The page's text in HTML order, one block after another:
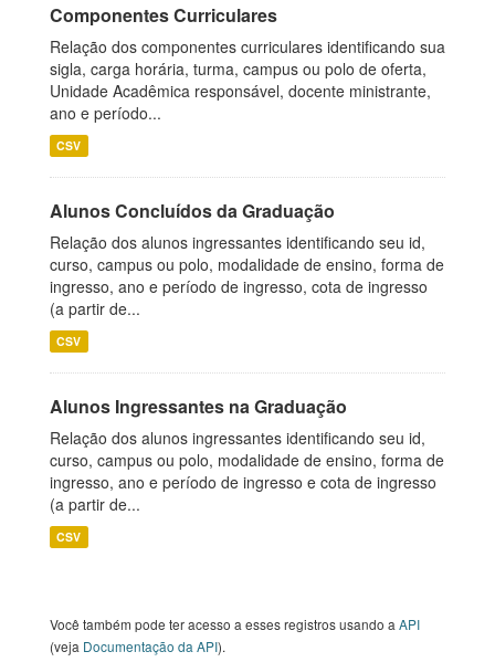
Componentes Curriculares
Relação dos componentes curriculares identificando sua
sigla, carga horária, turma, campus ou polo de oferta,
Unidade Acadêmica responsável, docente ministrante,
ano e período...
CSV
Alunos Concluídos da Graduação
Relação dos alunos ingressantes identificando seu id,
curso, campus ou polo, modalidade de ensino, forma de
ingresso, ano e período de ingresso, cota de ingresso
(a partir de...
CSV
Alunos Ingressantes na Graduação
Relação dos alunos ingressantes identificando seu id,
curso, campus ou polo, modalidade de ensino, forma de
ingresso, ano e período de ingresso e cota de ingresso
(a partir de...
CSV
Você também pode ter acesso a esses registros usando a API
(veja Documentação da API).